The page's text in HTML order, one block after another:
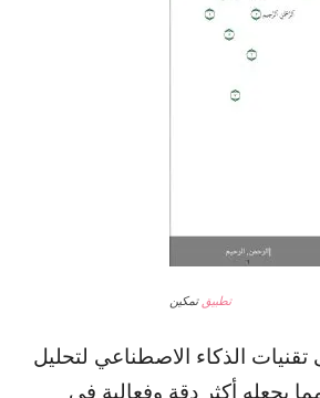
تطبيقتمكين
الذكاء الاصطناعي لتحليل
يجعله أكثر دقة وفعالية في